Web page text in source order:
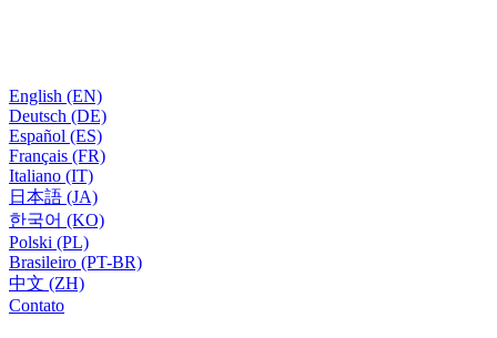
English (EN)
Deutsch (DE)
Español (ES)
Français (FR)
Italiano (IT)
日本語 (JA)
한국어 (KO)
Polski (PL)
Brasileiro (PT-BR)
中文 (ZH)
Contato